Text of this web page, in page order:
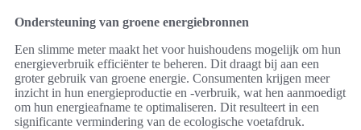
Ondersteuning van groene energiebronnen
Een slimme meter maakt het voor huishoudens mogelijk om hun
energieverbruik efficiënter te beheren. Dit draagt bij aan een
groter gebruik van groene energie. Consumenten krijgen meer
inzicht in hun energieproductie en -verbruik, wat hen aanmoedigt
om hun energieafname te optimaliseren. Dit resulteert in een
significante vermindering van de ecologische voetafdruk.